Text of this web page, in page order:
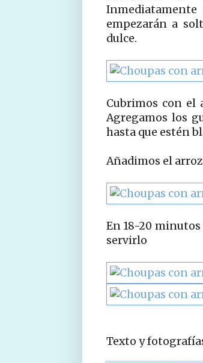
empezarán a
dulce.
Cubrimos con el
Agregamos los
hasta que estén
Añadimos el
En 18-20
servirlo
Texto y